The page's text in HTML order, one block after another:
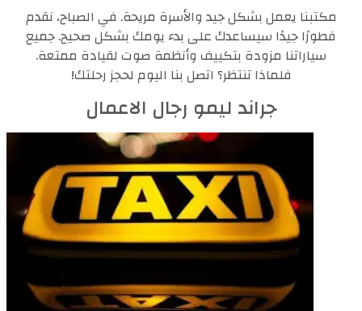
مكتبنا يعمل بشكل جيد والأسرة مريحة. في الصباح، نقدم
فطورًا جيدًا سيساعدك على بدء يومك بشكل صحيح. جميع
سياراتنا مزودة بتكييف وأنظمة صوت لقيادة ممتعة.
فلماذا تنتظر؟ اتصل بنا اليوم لحجز رحلتك!
جراند ليمو رجال الاعمال